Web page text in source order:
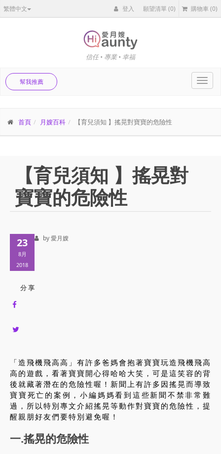
繁體中文 登入 願望清單(0) 購物車 (0)
信任 • 專業 • 幸福
幫我推薦
首頁 月嫂百科 【育兒須知 】搖晃對寶寶的危險性
【育兒須知 】搖晃對
寶寶的危險性
23
8月
2018
分 享
by 愛月嫂
「造飛機飛高高」有許多爸媽會抱著寶寶玩造飛機飛高
高的遊戲，看著寶寶開心得哈哈大笑，可是這笑容的背
後就藏著潛在的危險性喔！新聞上有許多因搖晃而導致
寶寶死亡的案例，小編媽媽看到這些新聞不禁非常難
過，所以特別專文介紹搖晃等動作對寶寶的危險性，提
醒親朋好友們要特別避免喔！
一.搖晃的危險性